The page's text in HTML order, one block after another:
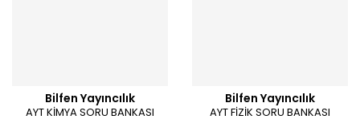
Bilfen Yayıncılık
AYT KİMYA SORU BANKASI
Bilfen Yayıncılık
AYT FİZİK SORU BANKASI